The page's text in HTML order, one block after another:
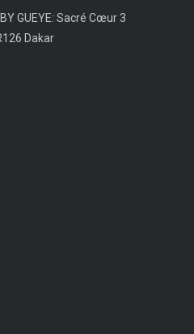
GUEYE: Sacré Cœur 3
Dakar